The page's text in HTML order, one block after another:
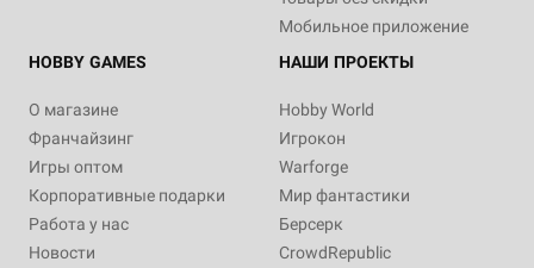
Мобильное приложение
HOBBY GAMES
О магазине
Франчайзинг
Игры оптом
Корпоративные подарки
Работа у нас
Новости
НАШИ ПРОЕКТЫ
Hobby World
Игрокон
Warforge
Мир фантастики
Берсерк
CrowdRepublic